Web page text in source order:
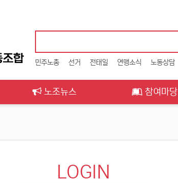
민주노총 선거 전태일 연맹소식 노동상담
노조뉴스 참여마당
LOGIN